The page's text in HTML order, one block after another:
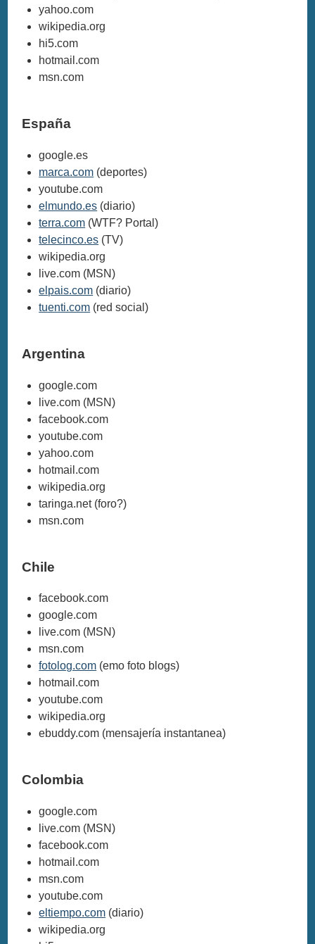
yahoo.com
wikipedia.org
hi5.com
hotmail.com
msn.com
España
google.es
marca.com (deportes)
youtube.com
elmundo.es (diario)
terra.com (WTF? Portal)
telecinco.es (TV)
wikipedia.org
live.com (MSN)
elpais.com (diario)
tuenti.com (red social)
Argentina
google.com
live.com (MSN)
facebook.com
youtube.com
yahoo.com
hotmail.com
wikipedia.org
taringa.net (foro?)
msn.com
Chile
facebook.com
google.com
live.com (MSN)
msn.com
fotolog.com (emo foto blogs)
hotmail.com
youtube.com
wikipedia.org
ebuddy.com (mensajería instantanea)
Colombia
google.com
live.com (MSN)
facebook.com
hotmail.com
msn.com
youtube.com
eltiempo.com (diario)
wikipedia.org